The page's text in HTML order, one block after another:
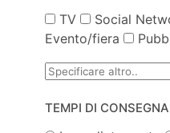
TV Social
Evento/fiera
TEMPI DI CONSEGNA